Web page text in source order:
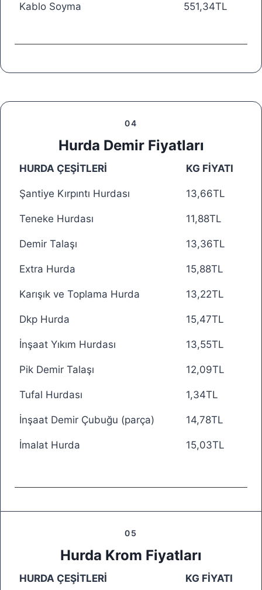
Kablo Soyma 551,34TL
04
Hurda Demir Fiyatları
HURDA ÇEŞİTLERİ KG FİYATI
Şantiye Kırpıntı Hurdası 13,66TL
Teneke Hurdası 11,88TL
Demir Talaşı 13,36TL
Extra Hurda 15,88TL
Karışık ve Toplama Hurda 13,22TL
Dkp Hurda 15,47TL
İnşaat Yıkım Hurdası 13,55TL
Pik Demir Talaşı 12,09TL
Tufal Hurdası 1,34TL
İnşaat Demir Çubuğu (parça) 14,78TL
İmalat Hurda 15,03TL
05
Hurda Krom Fiyatları
HURDA ÇEŞİTLERİ KG FİYATI